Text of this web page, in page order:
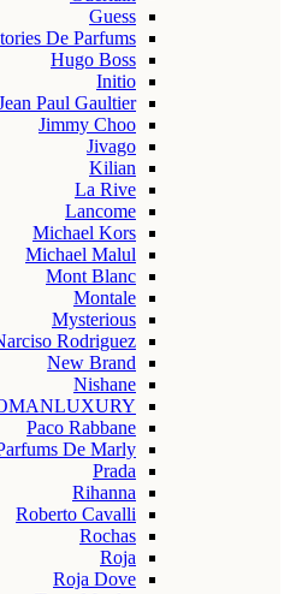
Guess
De Parfums
Hugo Boss
Initio
Paul Gaultier
Jimmy Choo
Jivago
Kilian
La Rive
Lancome
Michael Kors
Michael Malul
Mont Blanc
Montale
Mysterious
Rodriguez
New Brand
Nishane
Paco Rabbane
De Marly
Prada
Rihanna
Roberto Cavalli
Rochas
Roja
Roja Dove